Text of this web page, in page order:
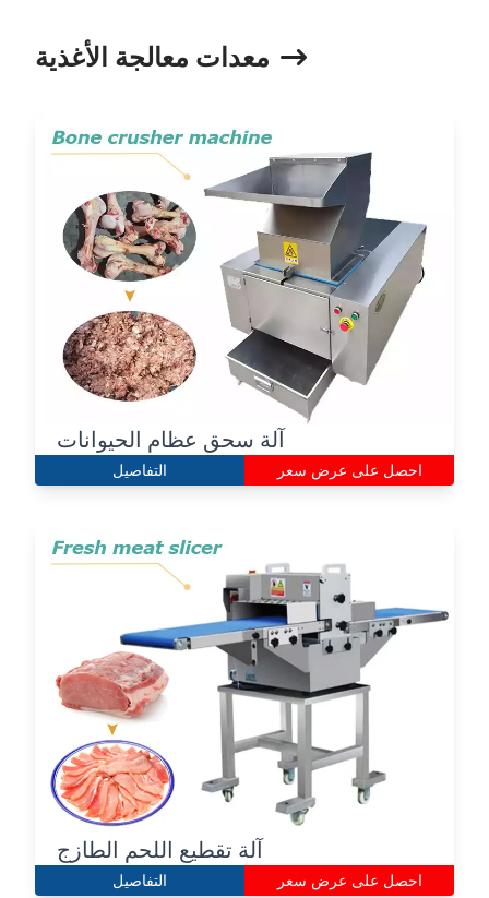
آلة سحق عظام الحيوانات
التفاصيل احصل على عرض سعر
آلة تقطيع اللحم الطازج
التفاصيل احصل على عرض سعر